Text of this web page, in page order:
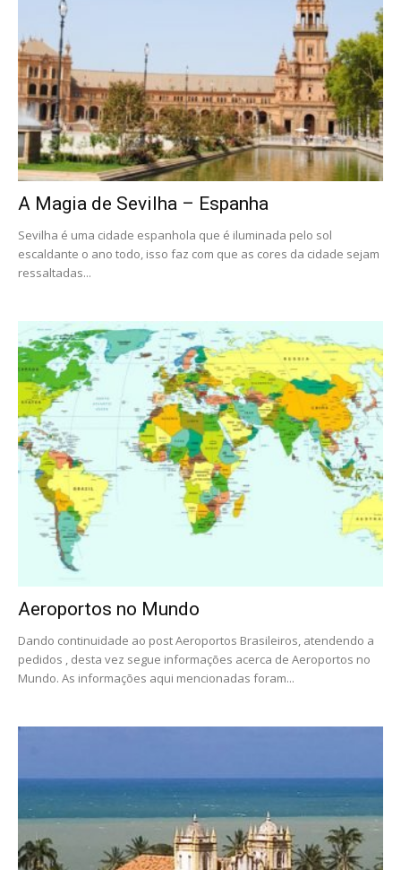
A Magia de Sevilha – Espanha
Sevilha é uma cidade espanhola que é iluminada pelo sol
escaldante o ano todo, isso faz com que as cores da cidade sejam
ressaltadas...
Aeroportos no Mundo
Dando continuidade ao post Aeroportos Brasileiros, atendendo a
pedidos , desta vez segue informações acerca de Aeroportos no
Mundo. As informações aqui mencionadas foram...